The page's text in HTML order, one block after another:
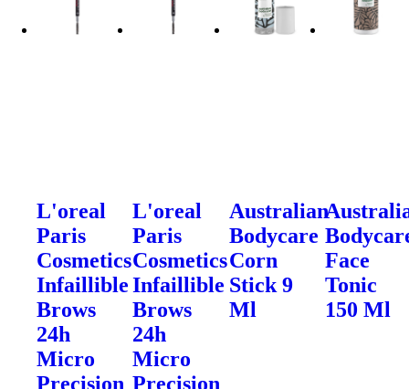
L'oreal
Paris
Cosmetics
Infaillible
Brows
24h
Micro
Precision
L'oreal
Paris
Cosmetics
Infaillible
Brows
24h
Micro
Precision
Australian
Bodycare
Corn
Stick 9
Ml
Face
Tonic
150 Ml